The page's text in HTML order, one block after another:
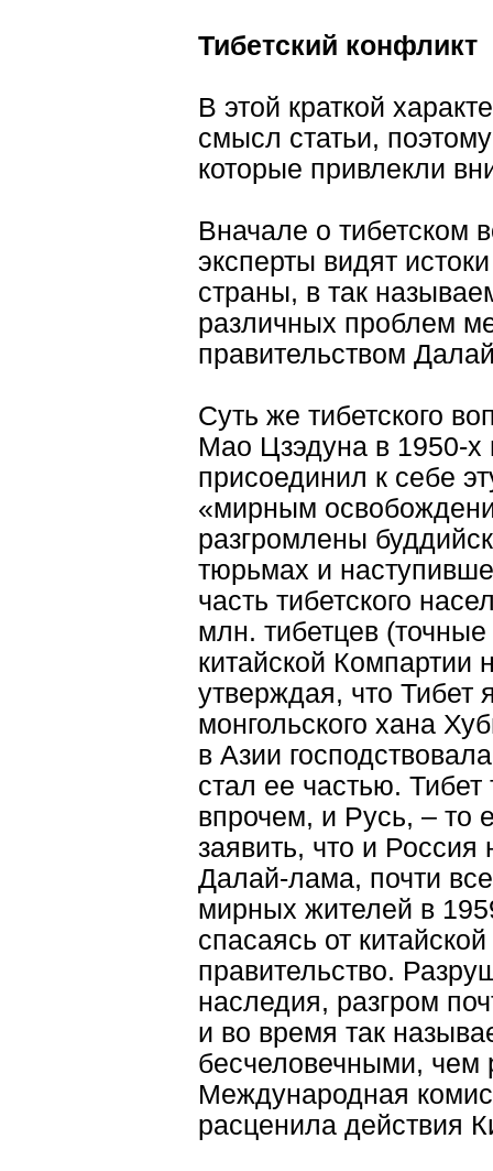
Тибетский конфликт
В этой краткой
смысл статьи,
которые привлекли
Вначале о тибетском
эксперты видят
страны, в так
различных проблем
правительством
Суть же тибетского
Мао Цзэдуна в 1950-х
присоединил к себе
«мирным
разгромлены
тюрьмах и
часть тибетского
млн. тибетцев
китайской Компартии
утверждая, что Тибет
монгольского хана
в Азии
стал ее частью.
впрочем, и Русь, – то
заявить, что и Россия
Далай-лама, почти
мирных жителей в
спасаясь от
правительство.
наследия, разгром
и во время так
бесчеловечными,
Международная
расценила действия